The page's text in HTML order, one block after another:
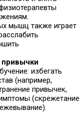
мышц также играет
избегать
(например,
привычек,
(скрежетание